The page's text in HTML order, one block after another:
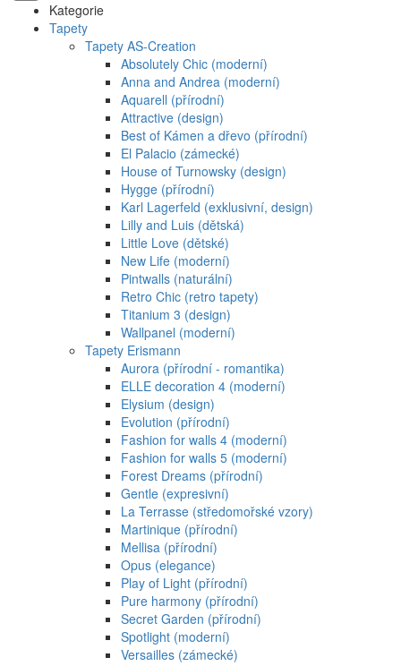
Kategorie
Tapety
Tapety AS-Creation
Absolutely Chic (moderní)
Anna and Andrea (moderní)
Aquarell (přírodní)
Attractive (design)
Best of Kámen a dřevo (přírodní)
El Palacio (zámecké)
House of Turnowsky (design)
Hygge (přírodní)
Karl Lagerfeld (exklusivní, design)
Lilly and Luis (dětská)
Little Love (dětské)
New Life (moderní)
Pintwalls (naturální)
Retro Chic (retro tapety)
Titanium 3 (design)
Wallpanel (moderní)
Tapety Erismann
Aurora (přírodní - romantika)
ELLE decoration 4 (moderní)
Elysium (design)
Evolution (přírodní)
Fashion for walls 4 (moderní)
Fashion for walls 5 (moderní)
Forest Dreams (přírodní)
Gentle (expresivní)
La Terrasse (středomořské vzory)
Martinique (přírodní)
Mellisa (přírodní)
Opus (elegance)
Play of Light (přírodní)
Pure harmony (přírodní)
Secret Garden (přírodní)
Spotlight (moderní)
Versailles (zámecké)